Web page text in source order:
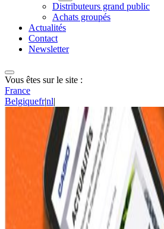
Distributeurs grand public
Achats groupés
Actualités
Contact
Newsletter
Vous êtes sur le site :
France
Belgiquefr|nl|